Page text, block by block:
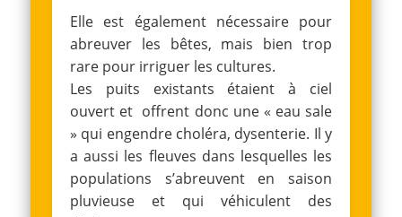
Elle est également nécessaire pour
abreuver les bêtes, mais bien trop
rare pour irriguer les cultures.
Les puits existants étaient à ciel
ouvert et offrent donc une « eau sale
» qui engendre choléra, dysenterie. Il y
a aussi les fleuves dans lesquelles les
populations s’abreuvent en saison
pluvieuse et qui véhiculent des